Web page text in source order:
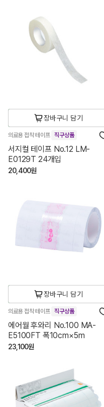
장바구니 담기
의료용 접착 테이프 직구상품
서지컬 테이프 No.12 LM-
E0129T 24개입
20,400원
장바구니 담기
의료용 접착 테이프 직구상품
에어월 후와리 No.100 MA-
E5100FT 폭10cm×5m
23,100원